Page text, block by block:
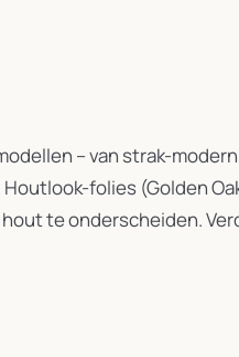
– van strak-
folies (Golden
te onderscheiden.